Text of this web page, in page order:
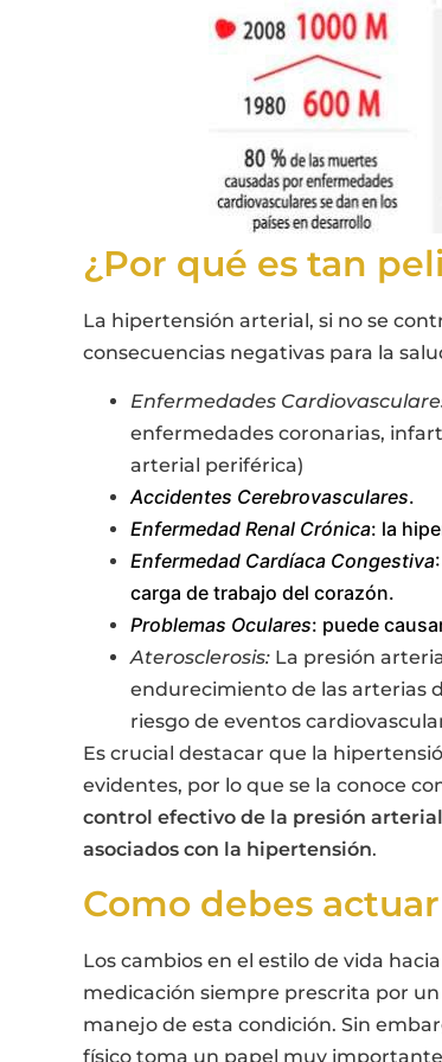
¿Por qué es tan
La hipertensión arterial, si no se
consecuencias negativas para la
Enfermedades
enfermedades coronarias,
arterial periférica)
Accidentes Cerebrovasculares.
Enfermedad Renal Crónica: la
Enfermedad Cardíaca Congestiva
carga de trabajo del corazón.
Problemas Oculares: puede
Aterosclerosis: La presión
endurecimiento de las arterias
riesgo de eventos
Es crucial destacar que la
evidentes, por lo que se la conoce
control efectivo de la presión
asociados con la hipertensión.
Como debes
Los cambios en el estilo de vida
medicación siempre prescrita por
manejo de esta condición. Sin
físico toma un papel muy